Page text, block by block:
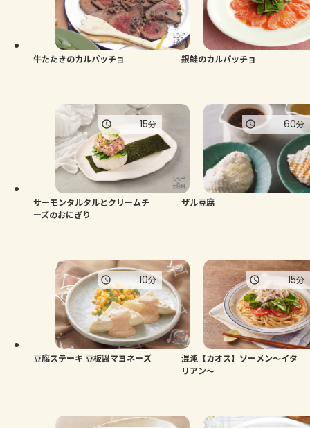
牛たたきのカルパッチョ 銀鮭のカルパッチョ
サーモンタルタルとクリームチ
ーズのおにぎり
15分
ザル豆腐
60分
豆腐ステーキ 豆板醤マヨネーズ
10分
混沌【カオス】ソーメン～イタ
リアン～
15分